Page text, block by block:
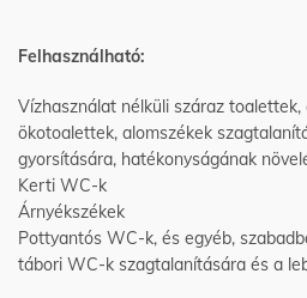
Felhasználható:
Vízhasználat nélküli száraz
ökotoalettek, alomszékek
gyorsítására, hatékonyságának
Kerti WC-k
Árnyékszékek
Pottyantós WC-k, és egyéb,
tábori WC-k szagtalanítására és a